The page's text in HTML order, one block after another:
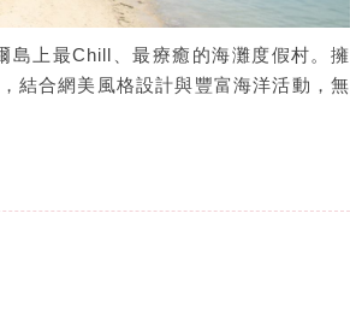
上最Chill、最療癒的海灘度假村。擁
結合網美風格設計與豐富海洋活動，無